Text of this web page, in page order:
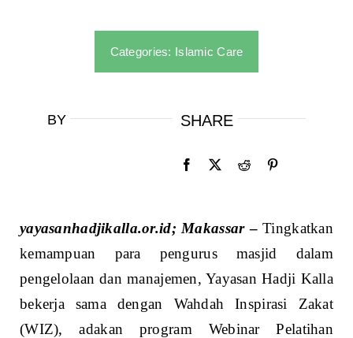
Categories: Islamic Care
BY SHARE
yayasanhadjikalla.or.id; Makassar–Tingkatkan
kemampuan para pengurus masjid dalam
pengelolaan dan manajemen, Yayasan Hadji Kalla
bekerja sama dengan Wahdah Inspirasi Zakat
(WIZ), adakan program Webinar Pelatihan